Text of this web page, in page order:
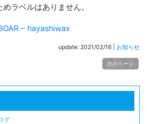
ラベルはありません。
– hayashiwax
update: 2021/02/16 お知らせ
次のページ
グ